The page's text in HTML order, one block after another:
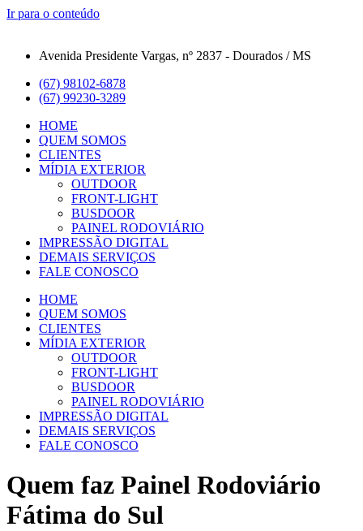
Ir para o conteúdo
Avenida Presidente Vargas, nº 2837 - Dourados / MS
(67) 98102-6878
(67) 99230-3289
HOME
QUEM SOMOS
CLIENTES
MÍDIA EXTERIOR
OUTDOOR
FRONT-LIGHT
BUSDOOR
PAINEL RODOVIÁRIO
IMPRESSÃO DIGITAL
DEMAIS SERVIÇOS
FALE CONOSCO
HOME
QUEM SOMOS
CLIENTES
MÍDIA EXTERIOR
OUTDOOR
FRONT-LIGHT
BUSDOOR
PAINEL RODOVIÁRIO
IMPRESSÃO DIGITAL
DEMAIS SERVIÇOS
FALE CONOSCO
Quem faz Painel Rodoviário
Fátima do Sul